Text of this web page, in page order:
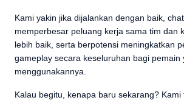
Kami yakin jika dijalankan dengan baik,
memperbesar peluang kerja sama tim dan
lebih baik, serta berpotensi meningkatkan
gameplay secara keseluruhan bagi pemain
menggunakannya.
Kalau begitu, kenapa baru sekarang? Kami